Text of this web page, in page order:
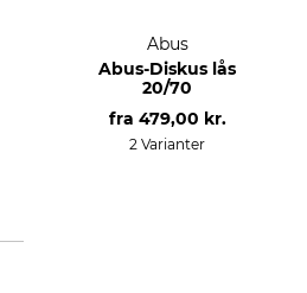
Abus
Abus-Diskus lås
20/70
fra 479,00 kr.
2 Varianter